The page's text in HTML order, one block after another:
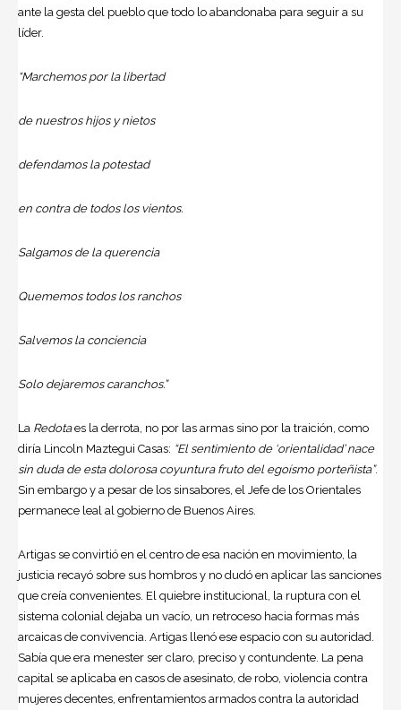
ante la gesta del pueblo que todo lo abandonaba para seguir a su
líder.
“Marchemos por la libertad
de nuestros hijos y nietos
defendamos la potestad
en contra de todos los vientos.
Salgamos de la querencia
Quememos todos los ranchos
Salvemos la conciencia
Solo dejaremos caranchos.”
La Redotaes la derrota, no por las armas sino por la traición, como
diría Lincoln Maztegui Casas: “El sentimiento de ‘orientalidad’ nace
sin duda de esta dolorosa coyuntura fruto del egoísmo porteñista”.
Sin embargo y a pesar de los sinsabores, el Jefe de los Orientales
permanece leal al gobierno de Buenos Aires.
Artigas se convirtió en el centro de esa nación en movimiento, la
justicia recayó sobre sus hombros y no dudó en aplicar las sanciones
que creía convenientes. El quiebre institucional, la ruptura con el
sistema colonial dejaba un vacío, un retroceso hacia formas más
arcaicas de convivencia. Artigas llenó ese espacio con su autoridad.
Sabía que era menester ser claro, preciso y contundente. La pena
capital se aplicaba en casos de asesinato, de robo, violencia contra
mujeres decentes, enfrentamientos armados contra la autoridad